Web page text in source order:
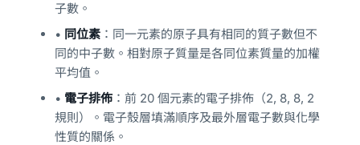
子數。
• 同位素 ：同一元素的原子具有相同的質子數但不
同的中子數。相對原子質量是各同位素質量的加權
平均值。
• 電子排佈 ：前 20 個元素的電子排佈（2, 8, 8, 2
規則）。電子殼層填滿順序及最外層電子數與化學
性質的關係。